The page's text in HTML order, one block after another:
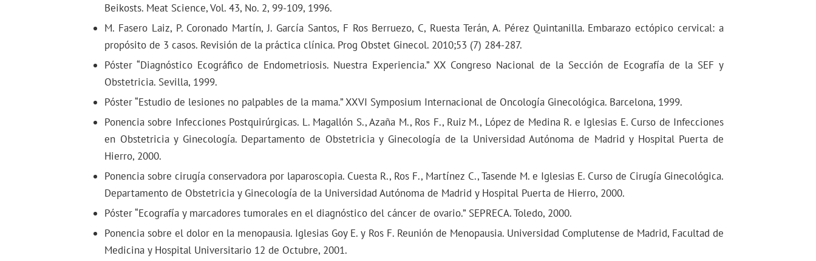
Beikosts. Meat Science, Vol. 43, No. 2, 99-109, 1996.
M. Fasero Laiz, P. Coronado Martín, J. García Santos, F Ros Berruezo, C, Ruesta Terán, A. Pérez Quintanilla. Embarazo ectópico cervical: a
propósito de 3 casos. Revisión de la práctica clínica. Prog Obstet Ginecol. 2010;53 (7) 284-287.
Póster “Diagnóstico Ecográfico de Endometriosis. Nuestra Experiencia.” XX Congreso Nacional de la Sección de Ecografía de la SEF y
Obstetricia. Sevilla, 1999.
Póster “Estudio de lesiones no palpables de la mama.” XXVI Symposium Internacional de Oncología Ginecológica. Barcelona, 1999.
Ponencia sobre Infecciones Postquirúrgicas. L. Magallón S., Azaña M., Ros F., Ruiz M., López de Medina R. e Iglesias E. Curso de Infecciones
en Obstetricia y Ginecología. Departamento de Obstetricia y Ginecología de la Universidad Autónoma de Madrid y Hospital Puerta de
Hierro, 2000.
Ponencia sobre cirugía conservadora por laparoscopia. Cuesta R., Ros F., Martínez C., Tasende M. e Iglesias E. Curso de Cirugía Ginecológica.
Departamento de Obstetricia y Ginecología de la Universidad Autónoma de Madrid y Hospital Puerta de Hierro, 2000.
Póster “Ecografía y marcadores tumorales en el diagnóstico del cáncer de ovario.” SEPRECA. Toledo, 2000.
Ponencia sobre el dolor en la menopausia. Iglesias Goy E. y Ros F. Reunión de Menopausia. Universidad Complutense de Madrid, Facultad de
Medicina y Hospital Universitario 12 de Octubre, 2001.